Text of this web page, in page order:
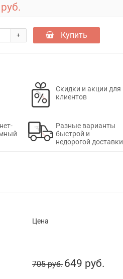
+ Купить
Скидки и акции для
клиентов
Разные варианты
быстрой и
недорогой доставки
Цена
705 руб. 649 руб.